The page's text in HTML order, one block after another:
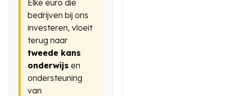
Elke euro die
bedrijven bij ons
investeren, vloeit
terug naar
tweede kans
onderwijs en
ondersteuning
van